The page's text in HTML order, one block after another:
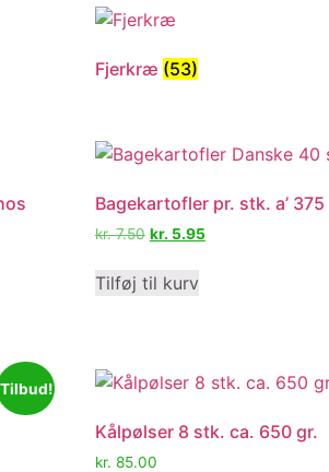
Fjerkræ (53)
Bagekartofler pr. stk. a’ 375
kr.7.50 kr. 5.95
Tilføj til kurv
Tilbud!
Kålpølser 8 stk. ca. 650 gr.
kr. 85.00